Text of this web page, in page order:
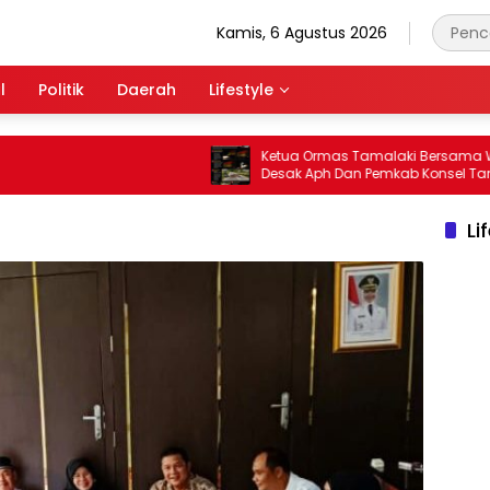
Kamis, 6 Agustus 2026
Politik Daerah Lifestyle
Ketua Ormas Tamalaki Bersama Warga
Desak Aph Dan Pemkab Konsel Tangkap
Pelaku Angkut Cangkang Sawit Overload,